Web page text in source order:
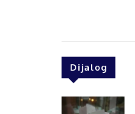
Dijalog